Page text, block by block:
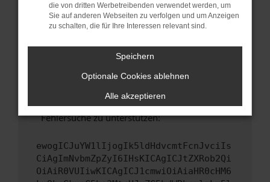
Sicherheitsrisiko, sondern kann auch dazu
führen, dass bestimmte Funktionen nicht mehr
unterstützt werden.
Wende dich an den Webseitenbetreiber.
Wenn du alle oben genannten Schritte versucht
hast, kontaktiere uns bitte. Wir werden
versuchen, das Problem zu beheben. Du kannst
uns diesen Text schicken, um uns bei der
Fehlersuche zu unterstützen:
ewogICJuYW1lIjogIk5ldHdvcmtFcnJvciIs
CiAgImNvbmZpZyI6IHsKICAgICJtZXRob2Qi
OiAiR0VUIiwKICAgICJ1cmwiOiAiaHR0cHM6
die von dritten Werbetreibenden verwendet werden, um
Sie auf anderen Webseiten zu verfolgen und um Anzeigen
zu schalten, die für Ihre Interessen relevant sind.
Speichern
Optionale Cookies ablehnen
Alle akzeptieren